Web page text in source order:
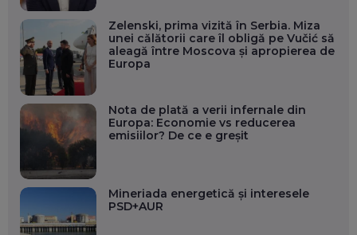
Zelenski, prima vizită în Serbia. Miza
unei călătorii care îl obligă pe Vučić să
aleagă între Moscova și apropierea de
Europa
Nota de plată a verii infernale din
Europa: Economie vs reducerea
emisiilor? De ce e greșit
Mineriada energetică și interesele
PSD+AUR